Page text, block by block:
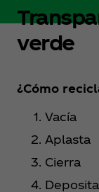
verde
¿Cómo
Vacía
Aplasta
Cierra